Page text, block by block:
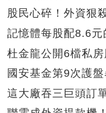
股民心碎！外資狠
記憶體每股配8.6
杜金龍公開6檔私
國安基金第9次護
這大廠吞三巨頭訂